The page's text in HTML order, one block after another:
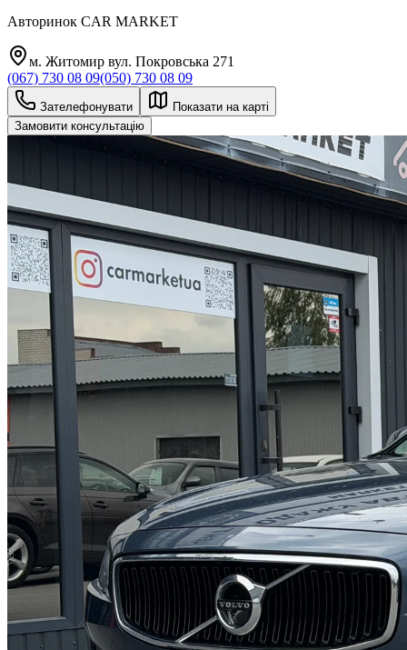
Авторинок CAR MARKET
м. Житомир вул. Покровська 271
(067) 730 08 09(050) 730 08 09
Зателефонувати
Показати на карті
Замовити консультацію